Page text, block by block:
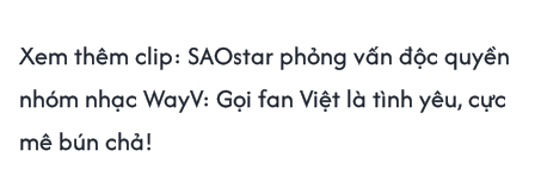
Xem thêm clip: SAOstar phỏng vấn độc quyền
nhóm nhạc WayV: Gọi fan Việt là tình yêu, cực
mê bún chả!